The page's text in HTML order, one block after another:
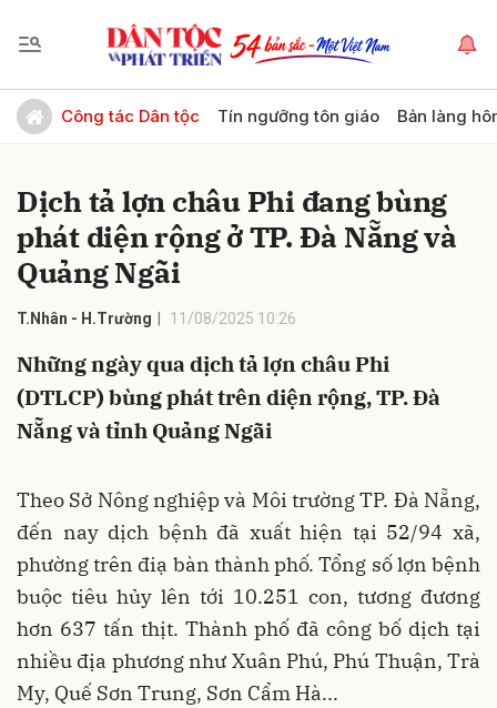
Công tác Dân tộc Tín ngưỡng tôn giáo Bản làng
Dịch tả lợn châu Phi đang bùng
phát diện rộng ở TP. Đà Nẵng và
Quảng Ngãi
T.Nhân - H.Trường 11/08/2025 10:26
Những ngày qua dịch tả lợn châu Phi
(DTLCP) bùng phát trên diện rộng, TP. Đà
Nẵng và tỉnh Quảng Ngãi
Theo Sở Nông nghiệp và Môi trường TP. Đà Nẵng,
đến nay dịch bệnh đã xuất hiện tại 52/94 xã,
phường trên điạ bàn thành phố. Tổng số lợn bệnh
buộc tiêu hủy lên tới 10.251 con, tương đương
hơn 637 tấn thịt. Thành phố đã công bố dịch tại
nhiều địa phương như Xuân Phú, Phú Thuận, Trà
My, Quế Sơn Trung, Sơn Cẩm Hà...
Gửi bình luận